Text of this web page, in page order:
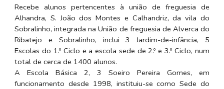
Recebe alunos pertencentes à união de freguesia de
Alhandra, S. João dos Montes e Calhandriz, da vila do
Sobralinho, integrada na União de freguesia de Alverca do
Ribatejo e Sobralinho, inclui 3 Jardim-de-infância, 5
Escolas do 1.º Ciclo e a escola sede de 2.º e 3.º Ciclo, num
total de cerca de 1400 alunos.
A Escola Básica 2, 3 Soeiro Pereira Gomes, em
funcionamento desde 1998, instituiu-se como Sede do